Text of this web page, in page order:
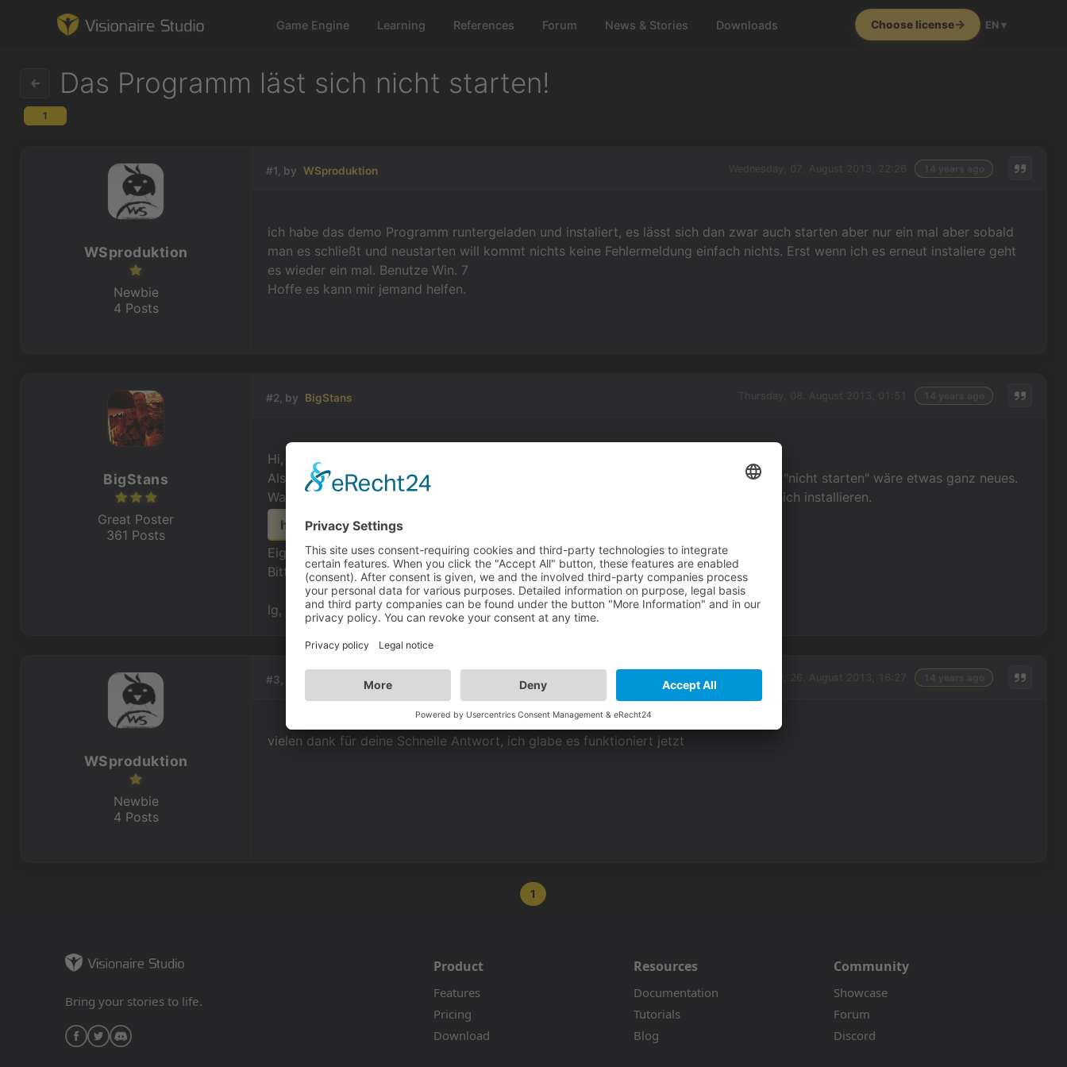
Game Engine Learning References Forum News & Stories Downloads Choose license EN ▾
Learning
References
Forum
News & Stories
Das Programm läst sich nicht starten!
1
#1, by WSproduktion
ich habe das demo Programm runtergeladen und instaliert, es lässt sich dan zwar auch starten aber nur ein mal aber sobald
man es schließt und neustarten will kommt nichts keine Fehlermeldung einfach nichts. Erst wenn ich es erneut instaliere geht
es wieder ein mal. Benutze Win. 7
Hoffe es kann mir jemand helfen.
WSproduktion
Newbie
4 Posts
#2, by BigStans
Hi, auf Deutsch
Also der Editor legt eine .log Datei an. Eventuell steht dort was drinnen. Das mit dem "nicht starten" wäre etwas ganz neues.
Was sein kann ist, dass die Visual Studio 2008 runtime fehlt. Die kann man nachträäglich installieren.
http://www.microsoft.com/de-de/download/details.aspx?id=29
Eigentlich sollte die dabei sein.
Bitte schaue mal in dem Verzeichnis nach einer .dmp oder .log Datei.
lg, David
BigStans
Great Poster
361 Posts
#3, by WSproduktion
vielen dank für deine Schnelle Antwort, ich glabe es funktioniert jetzt
WSproduktion
Newbie
4 Posts
1
Bring your stories to life.
Product
Features
Pricing
Download
Resources
Documentation
Tutorials
Blog
Community
Showcase
Forum
Discord